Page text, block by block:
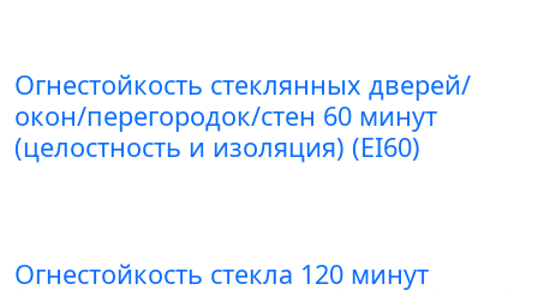
Огнестойкость стеклянных дверей/
окон/перегородок/стен 60 минут
(целостность и изоляция) (EI60)
Огнестойкость стекла 120 минут